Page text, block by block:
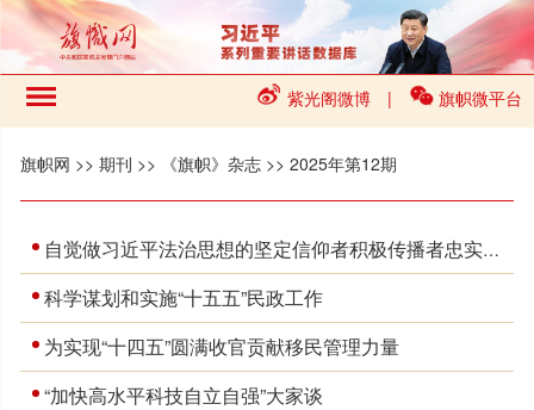
紫光阁微博 | 旗帜微平台
旗帜网 >>期刊 >> 《旗帜》杂志 >>2025年第12期
自觉做习近平法治思想的坚定信仰者积极传播者忠实实践者
科学谋划和实施“十五五”民政工作
为实现“十四五”圆满收官贡献移民管理力量
“加快高水平科技自立自强”大家谈